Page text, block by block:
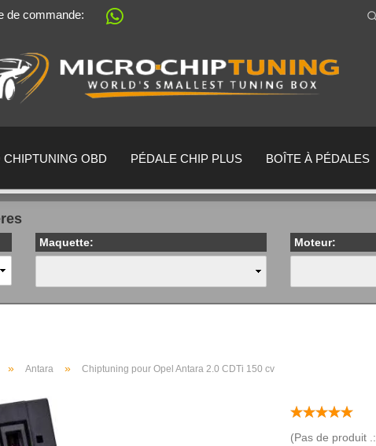
de commande:
Sprache auswählen
Mot de passe oublié?
CHIPTUNING OBD PÉDALE CHIP PLUS BOÎTE À PÉDALES
Maquette: Moteur:
» Antara » Chiptuning pour Opel Antara 2.0 CDTi 150 cv
(Pas de produit .: